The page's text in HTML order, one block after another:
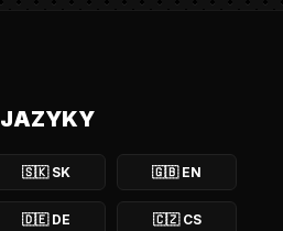
JAZYKY
🇸🇰 SK 🇬🇧 EN
🇩🇪 DE 🇨🇿 CS